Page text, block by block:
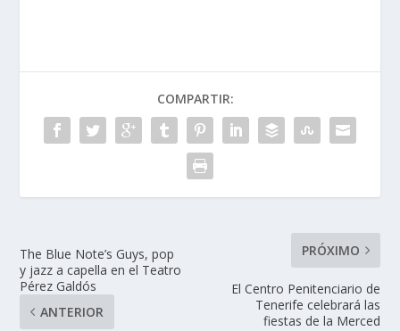
COMPARTIR:
The Blue Note’s Guys, pop
y jazz a capella en el Teatro
Pérez Galdós
ANTERIOR
PRÓXIMO
El Centro Penitenciario de
Tenerife celebrará las
fiestas de la Merced